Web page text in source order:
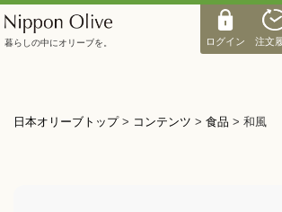
ログイン 注文
暮らしの中にオリーブを。
日本オリーブトップ> コンテンツ > 食品 > 和風